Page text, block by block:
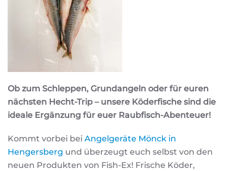
Ob zum Schleppen, Grundangeln oder für euren
nächsten Hecht-Trip – unsere Köderfische sind die
ideale Ergänzung für euer Raubfisch-Abenteuer!
Kommt vorbei bei Angelgeräte Mönck in
Hengersberg und überzeugt euch selbst von den
neuen Produkten von Fish-Ex! Frische Köder,